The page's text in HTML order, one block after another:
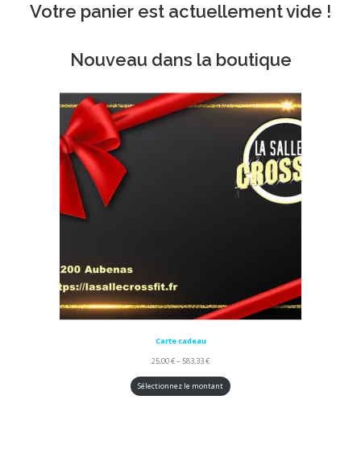
Votre panier est actuellement vide !
Nouveau dans la boutique
Carte cadeau
25,00€– 583,33€
Sélectionnez le montant